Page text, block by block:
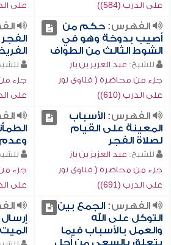
على الدرب (584))
على
الفهرس:حكم من
أصيب بدوخة وهو في
الشوط الثالث من الطواف
للشيخ: عبد العزيز بن باز
جزء من محاضرة ( فتاوى نور
على الدرب (610))
جزء
على
الفهرس:الأسباب
المعينة على القيام
لصلاة الفجر
للشيخ: عبد العزيز بن باز
جزء من محاضرة ( فتاوى نور
على الدرب (691))
وعدم
جزء
على
الفهرس:الجمع بين
التوكل على الله
والعمل بالأسباب فيما
يتعلق بالسعي من أجل